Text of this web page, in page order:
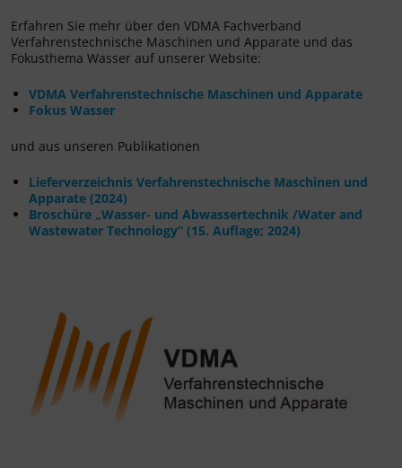
Erfahren Sie mehr über den VDMA Fachverband
Verfahrenstechnische Maschinen und Apparate und das
Fokusthema Wasser auf unserer Website:
VDMA Verfahrenstechnische Maschinen und Apparate
Fokus Wasser
und aus unseren Publikationen
Lieferverzeichnis Verfahrenstechnische Maschinen und
Apparate (2024)
Broschüre „Wasser- und Abwassertechnik /Water and
Wastewater Technology“ (15. Auflage; 2024)